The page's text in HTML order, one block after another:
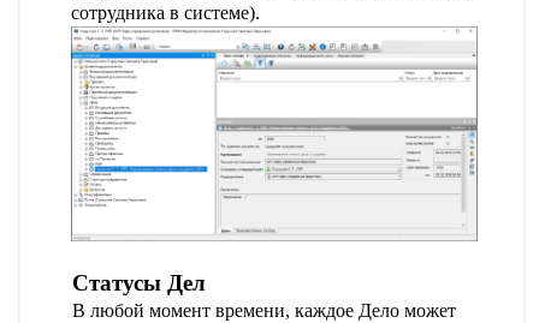
сотрудника в системе).
Статусы Дел
В любой момент времени, каждое Дело может